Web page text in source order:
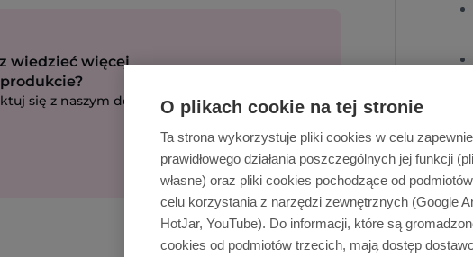
O plikach cookie na tej stronie
Ta strona wykorzystuje pliki cookies w celu
prawidłowego działania poszczególnych jej funkcji
własne) oraz pliki cookies pochodzące od
celu korzystania z narzędzi zewnętrznych (Google
HotJar, YouTube). Do informacji, które są
cookies od podmiotów trzecich, mają dostęp
wiedzieć więcej
się z naszym doradcą!
Wyślij zapytanie